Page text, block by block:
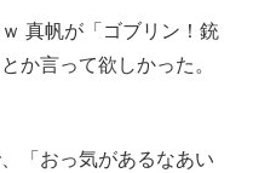
真帆が「ゴブリン！銃
か言って欲しかった。
「おっ気があるなあい